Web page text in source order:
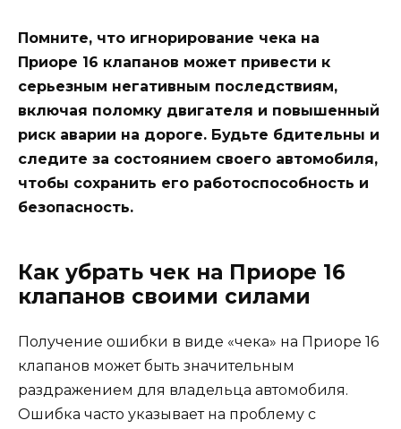
Помните, что игнорирование чека на
Приоре 16 клапанов может привести к
серьезным негативным последствиям,
включая поломку двигателя и повышенный
риск аварии на дороге. Будьте бдительны и
следите за состоянием своего автомобиля,
чтобы сохранить его работоспособность и
безопасность.
Как убрать чек на Приоре 16
клапанов своими силами
Получение ошибки в виде «чека» на Приоре 16
клапанов может быть значительным
раздражением для владельца автомобиля.
Ошибка часто указывает на проблему с